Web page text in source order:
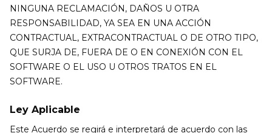
NINGUNA RECLAMACIÓN, DAÑOS U OTRA
RESPONSABILIDAD, YA SEA EN UNA ACCIÓN
CONTRACTUAL, EXTRACONTRACTUAL O DE OTRO TIPO,
QUE SURJA DE, FUERA DE O EN CONEXIÓN CON EL
SOFTWARE O EL USO U OTROS TRATOS EN EL
SOFTWARE.
Ley Aplicable
Este Acuerdo se regirá e interpretará de acuerdo con las